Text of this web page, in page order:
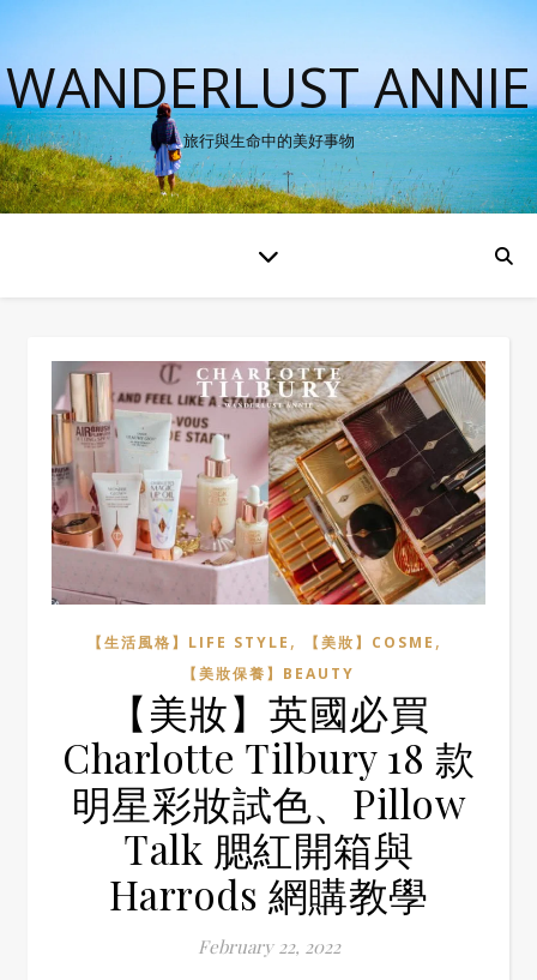
WANDERLUST ANNIE
旅行與生命中的美好事物
【生活風格】LIFE STYLE , 【美妝】COSME ,
【美妝保養】BEAUTY
【美妝】英國必買
Charlotte Tilbury 18 款
明星彩妝試色、Pillow
Talk 腮紅開箱與
Harrods 網購教學
February 22, 2022